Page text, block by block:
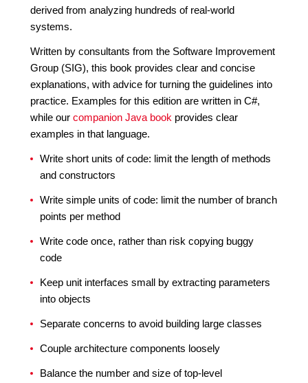
derived from analyzing hundreds of real-world
systems.
Written by consultants from the Software Improvement
Group (SIG), this book provides clear and concise
explanations, with advice for turning the guidelines into
practice. Examples for this edition are written in C#,
while our companion Java book provides clear
examples in that language.
Write short units of code: limit the length of methods
and constructors
Write simple units of code: limit the number of branch
points per method
Write code once, rather than risk copying buggy
code
Keep unit interfaces small by extracting parameters
into objects
Separate concerns to avoid building large classes
Couple architecture components loosely
Balance the number and size of top-level